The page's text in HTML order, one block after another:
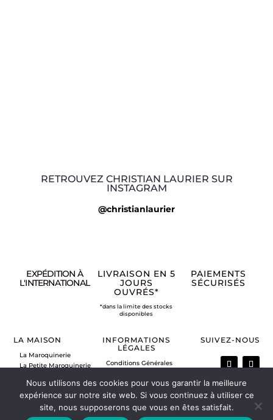
RETROUVEZ CHRISTIAN LAURIER SUR
INSTAGRAM
@christianlaurier
EXPÉDITION À
L'INTERNATIONAL
LIVRAISON EN 5
JOURS
OUVRÉS*
*dans la limite des stocks
disponibles
PAIEMENTS
SÉCURISÉS
LA MAISON
La Maroquinerie
La Petite Maroquinerie
Nous contacter
INFORMATIONS
LÉGALES
Conditions Générales
Mentions légales
Politique de retour
Vos commandes
Mon compte
SUIVEZ-NOUS
Nous utilisons des cookies pour vous garantir la meilleure
expérience sur notre site web. Si vous continuez à utiliser ce
site, nous supposerons que vous en êtes satisfait.